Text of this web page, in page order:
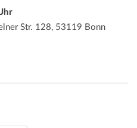
Str. 128, 53119 Bonn